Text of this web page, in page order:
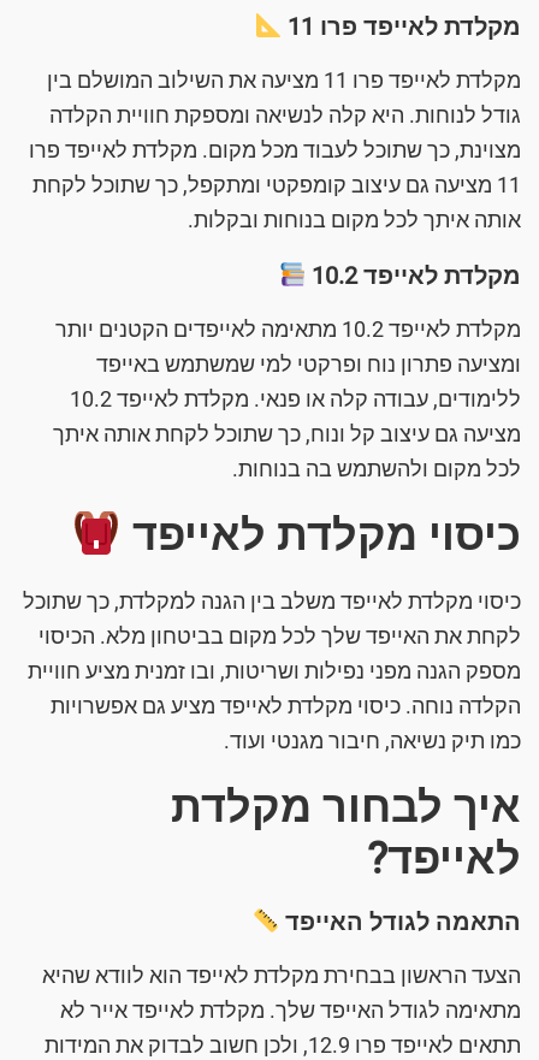
מקלדת לאייפד פרו 11
מקלדת לאייפד פרו 11 מציעה את השילוב המושלם בין
גודל לנוחות. היא קלה לנשיאה ומספקת חוויית הקלדה
מצוינת, כך שתוכל לעבוד מכל מקום. מקלדת לאייפד פרו
11 מציעה גם עיצוב קומפקטי ומתקפל, כך שתוכל לקחת
אותה איתך לכל מקום בנוחות ובקלות.
מקלדת לאייפד 10.2
מקלדת לאייפד 10.2 מתאימה לאייפדים הקטנים יותר
ומציעה פתרון נוח ופרקטי למי שמשתמש באייפד
ללימודים, עבודה קלה או פנאי. מקלדת לאייפד 10.2
מציעה גם עיצוב קל ונוח, כך שתוכל לקחת אותה איתך
לכל מקום ולהשתמש בה בנוחות.
כיסוי מקלדת לאייפד
כיסוי מקלדת לאייפד משלב בין הגנה למקלדת, כך שתוכל
לקחת את האייפד שלך לכל מקום בביטחון מלא. הכיסוי
מספק הגנה מפני נפילות ושריטות, ובו זמנית מציע חוויית
הקלדה נוחה. כיסוי מקלדת לאייפד מציע גם אפשרויות
כמו תיק נשיאה, חיבור מגנטי ועוד.
איך לבחור מקלדת
לאייפד?
התאמה לגודל האייפד
הצעד הראשון בבחירת מקלדת לאייפד הוא לוודא שהיא
מתאימה לגודל האייפד שלך. מקלדת לאייפד אייר לא
תתאים לאייפד פרו 12.9, ולכן חשוב לבדוק את המידות